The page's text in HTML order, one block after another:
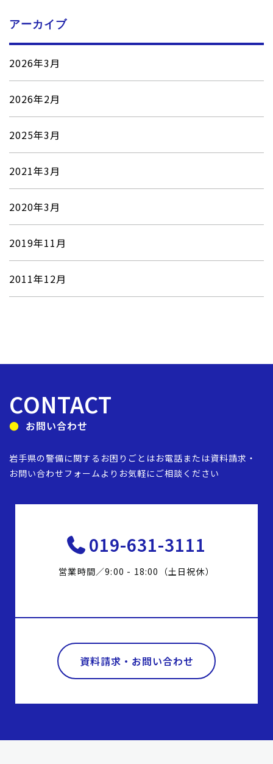
アーカイブ
2026年3月
2026年2月
2025年3月
2021年3月
2020年3月
2019年11月
2011年12月
CONTACT
お問い合わせ
岩手県の警備に関するお困りごとはお電話または資料請求・
お問い合わせフォームより お気軽にご相談ください
019-631-3111
営業時間／9:00 - 18:00（土日祝休）
資料請求・お問い合わせ